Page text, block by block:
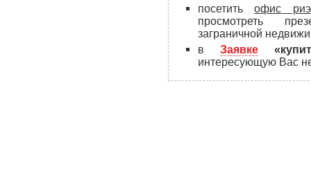
посетитьофис
просмотреть
заграничной
в Заявке
интересующую Вас